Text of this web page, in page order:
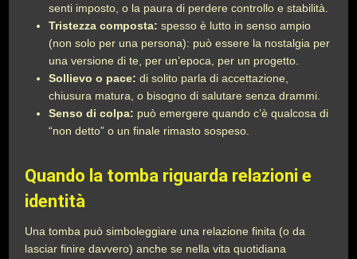
senti imposto, o la paura di perdere controllo e stabilità.
Tristezza composta: spesso è lutto in senso ampio
(non solo per una persona): può essere la nostalgia per
una versione di te, per un’epoca, per un progetto.
Sollievo o pace: di solito parla di accettazione,
chiusura matura, o bisogno di salutare senza drammi.
Senso di colpa: può emergere quando c’è qualcosa di
“non detto” o un finale rimasto sospeso.
Quando la tomba riguarda relazioni e
identità
Una tomba può simboleggiare una relazione finita (o da
lasciar finire davvero) anche se nella vita quotidiana